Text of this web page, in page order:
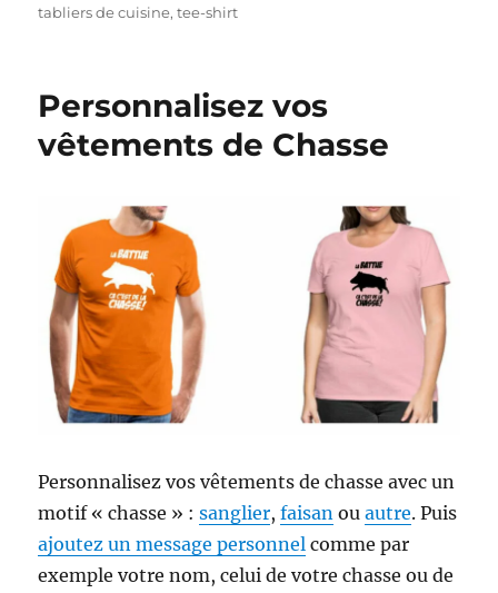
é
o
s
tabliers de cuisine,tee-shirt
Personnalisez vos
vêtements de Chasse
Personnalisez vos vêtements de chasse avec un
motif « chasse » :sanglier,faisan ouautre. Puis
ajoutez un message personnel comme par
exemple votre nom, celui de votre chasse ou de